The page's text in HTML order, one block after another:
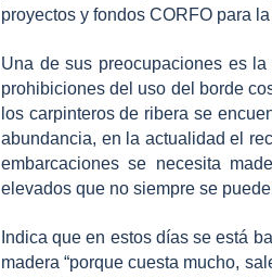
proyectos y fondos CORFO para
Una de sus preocupaciones es
prohibiciones del uso del borde
los carpinteros de ribera se
abundancia, en la actualidad el
embarcaciones se necesita
elevados que no siempre se
Indica que en estos días se está
madera“porque cuesta mucho,